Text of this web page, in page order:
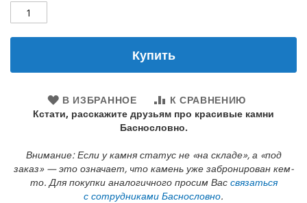
Купить
В ИЗБРАННОЕ
К СРАВНЕНИЮ
Кстати, расскажите друзьям про красивые камни
Баснословно.
Внимание: Если у камня статус не «на складе», а «под
заказ» — это означает, что камень уже забронирован кем-
то. Для покупки аналогичного просим Вас связаться
с сотрудниками Баснословно.